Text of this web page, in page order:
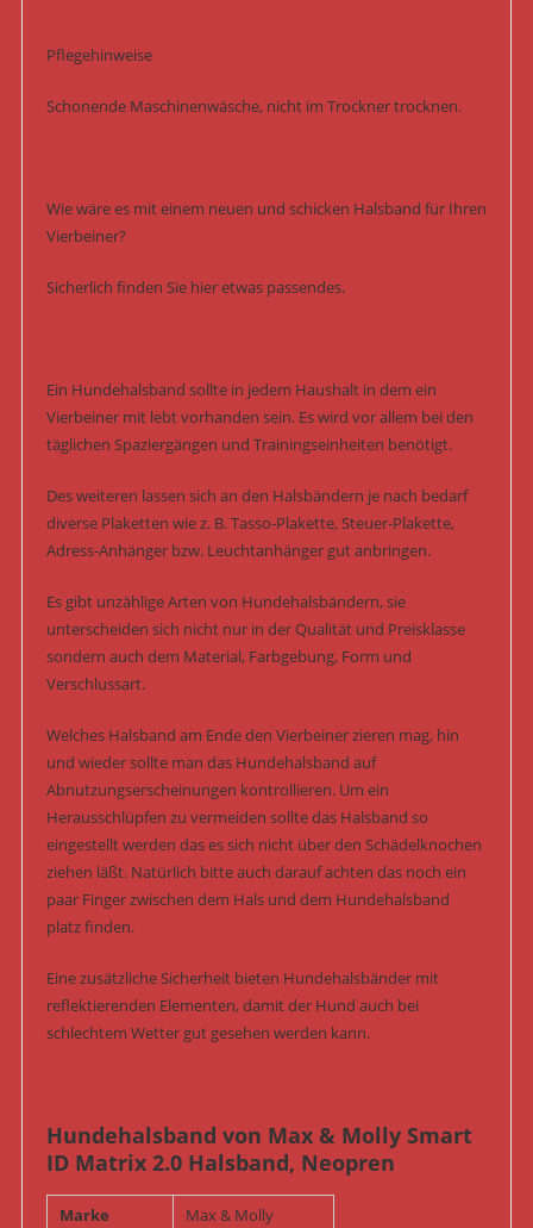
Pflegehinweise
Schonende Maschinenwäsche, nicht im Trockner trocknen.
Wie wäre es mit einem neuen und schicken Halsband für Ihren
Vierbeiner?
Sicherlich finden Sie hier etwas passendes.
Ein Hundehalsband sollte in jedem Haushalt in dem ein
Vierbeiner mit lebt vorhanden sein. Es wird vor allem bei den
täglichen Spaziergängen und Trainingseinheiten benötigt.
Des weiteren lassen sich an den Halsbändern je nach bedarf
diverse Plaketten wie z. B. Tasso-Plakette, Steuer-Plakette,
Adress-Anhänger bzw. Leuchtanhänger gut anbringen.
Es gibt unzählige Arten von Hundehalsbändern, sie
unterscheiden sich nicht nur in der Qualität und Preisklasse
sondern auch dem Material, Farbgebung, Form und
Verschlussart.
Welches Halsband am Ende den Vierbeiner zieren mag, hin
und wieder sollte man das Hundehalsband auf
Abnutzungserscheinungen kontrollieren. Um ein
Herausschlüpfen zu vermeiden sollte das Halsband so
eingestellt werden das es sich nicht über den Schädelknochen
ziehen läßt. Natürlich bitte auch darauf achten das noch ein
paar Finger zwischen dem Hals und dem Hundehalsband
platz finden.
Eine zusätzliche Sicherheit bieten Hundehalsbänder mit
reflektierenden Elementen, damit der Hund auch bei
schlechtem Wetter gut gesehen werden kann.
Hundehalsband von Max & Molly Smart
ID Matrix 2.0 Halsband, Neopren
Marke
Max & Molly